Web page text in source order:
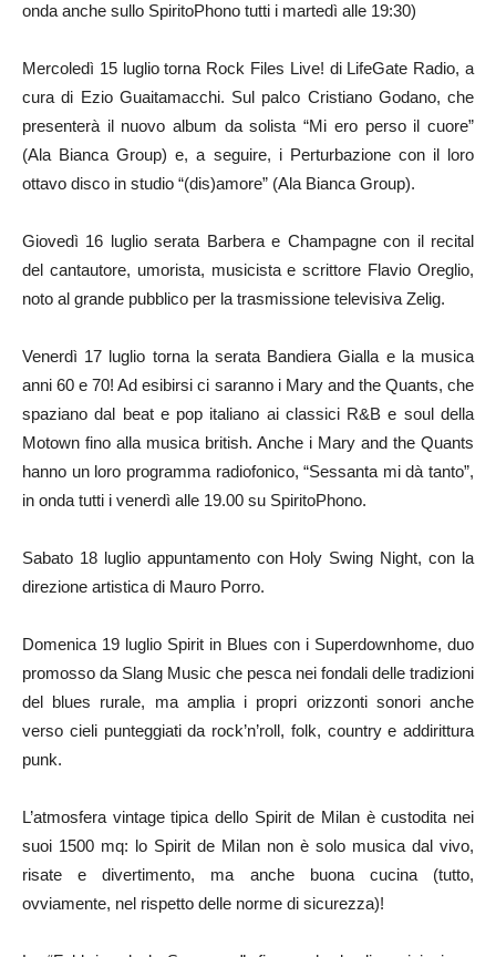
onda anche sullo SpiritoPhono tutti i martedì alle 19:30)
Mercoledì 15 luglio torna Rock Files Live! di LifeGate Radio, a
cura di Ezio Guaitamacchi. Sul palco Cristiano Godano, che
presenterà il nuovo album da solista “Mi ero perso il cuore”
(Ala Bianca Group) e, a seguire, i Perturbazione con il loro
ottavo disco in studio “(dis)amore” (Ala Bianca Group).
Giovedì 16 luglio serata Barbera e Champagne con il recital
del cantautore, umorista, musicista e scrittore Flavio Oreglio,
noto al grande pubblico per la trasmissione televisiva Zelig.
Venerdì 17 luglio torna la serata Bandiera Gialla e la musica
anni 60 e 70! Ad esibirsi ci saranno i Mary and the Quants, che
spaziano dal beat e pop italiano ai classici R&B e soul della
Motown fino alla musica british. Anche i Mary and the Quants
hanno un loro programma radiofonico, “Sessanta mi dà tanto”,
in onda tutti i venerdì alle 19.00 su SpiritoPhono.
Sabato 18 luglio appuntamento con Holy Swing Night, con la
direzione artistica di Mauro Porro.
Domenica 19 luglio Spirit in Blues con i Superdownhome, duo
promosso da Slang Music che pesca nei fondali delle tradizioni
del blues rurale, ma amplia i propri orizzonti sonori anche
verso cieli punteggiati da rock’n’roll, folk, country e addirittura
punk.
L’atmosfera vintage tipica dello Spirit de Milan è custodita nei
suoi 1500 mq: lo Spirit de Milan non è solo musica dal vivo,
risate e divertimento, ma anche buona cucina (tutto,
ovviamente, nel rispetto delle norme di sicurezza)!